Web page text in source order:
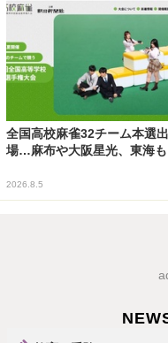
全国高校麻雀32チーム本選出
場…麻布や大阪星光、東海も
2026.8.5